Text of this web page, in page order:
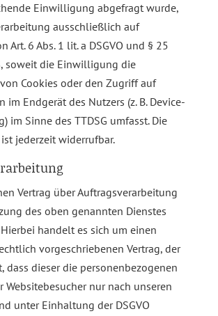
Einwilligung abgefragt wurde,
ausschließlich auf
Art. 6 Abs. 1 lit. a DSGVO und § 25
soweit die Einwilligung die
Cookies oder den Zugriff auf
im Endgerät des Nutzers (z. B. Device-
im Sinne des TTDSG umfasst. Die
jederzeit widerrufbar.
Vertrag über Auftragsverarbeitung
des oben genannten Dienstes
handelt es sich um einen
vorgeschriebenen Vertrag, der
dass dieser die personenbezogenen
Websitebesucher nur nach unseren
unter Einhaltung der DSGVO